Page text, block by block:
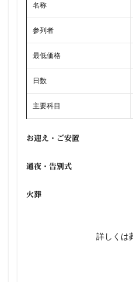
名称
参列者
最低価格
日数
主要科目
お迎え・ご安置
通夜・告別式
火葬
詳しくは